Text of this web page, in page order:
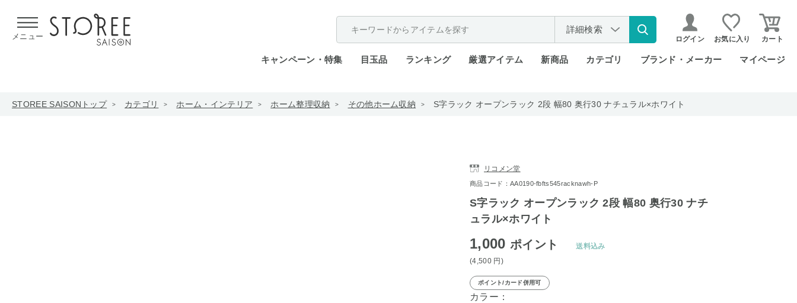
メニュー
詳細検索
ログイン お気に入り カート
キャンペーン・特集 目玉品 ランキング 厳選アイテム 新商品 カテゴリ ブランド・メーカー マイページ
STOREE SAISONトップ カテゴリ ホーム・インテリア ホーム整理収納 その他ホーム収納 S字ラック オープンラック 2段 幅80 奥行30 ナチュラル×ホワイト
リコメン堂
商品コード：AA0190-fbfts545racknawh-P
S字ラック オープンラック 2段 幅80 奥行30 ナチ
ュラル×ホワイト
1,000 ポイント
(4,500 円 )
送料込み
ポイント/カード併用可
カラー：